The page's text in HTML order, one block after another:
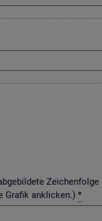
Zeichenfolge
Grafik anklicken.) *